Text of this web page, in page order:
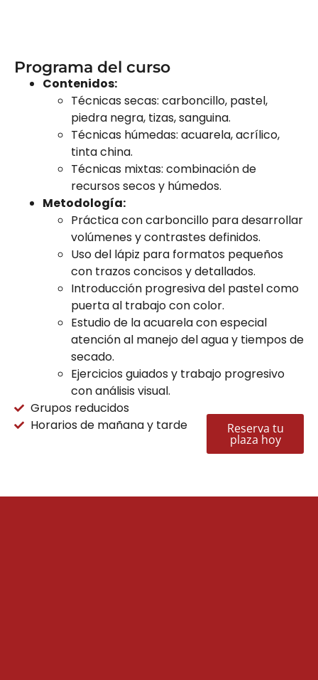
Programa del curso
Contenidos:
Técnicas secas: carboncillo, pastel,
piedra negra, tizas, sanguina.
Técnicas húmedas: acuarela, acrílico,
tinta china.
Técnicas mixtas: combinación de
recursos secos y húmedos.
Metodología:
Práctica con carboncillo para desarrollar
volúmenes y contrastes definidos.
Uso del lápiz para formatos pequeños
con trazos concisos y detallados.
Introducción progresiva del pastel como
puerta al trabajo con color.
Estudio de la acuarela con especial
atención al manejo del agua y tiempos de
secado.
Ejercicios guiados y trabajo progresivo
con análisis visual.
Grupos reducidos
Horarios de mañana y tarde
Reserva tu
plaza hoy